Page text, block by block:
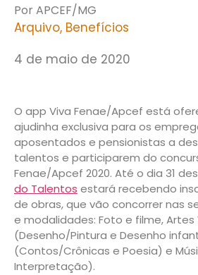
Por APCEF/MG
Arquivo, Benefícios
4 de maio de 2020
O app Viva Fenae/Apcef está
ajudinha exclusiva para os
aposentados e pensionistas a
talentos e participarem do
Fenae/Apcef 2020. Até o dia 31
do Talentos estará recebendo
de obras, que vão concorrer nas
e modalidades: Foto e filme, Artes
(Desenho/Pintura e Desenho
(Contos/Crônicas e Poesia) e
Interpretação).